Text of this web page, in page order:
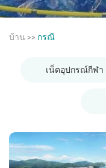
บ้าน >> กรณี
เน็ตอุปกรณ์กีฬา